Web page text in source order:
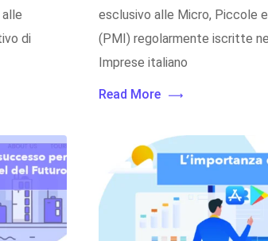
di
esclusivo alle Micro, Piccole
(PMI) regolarmente iscritte
Imprese italiano
Read More